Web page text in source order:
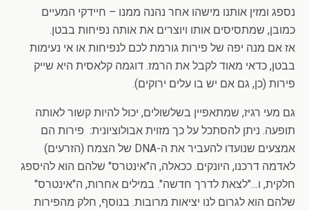
נספג ומזין אותנו מישהו אחר נהנה ממנו – חיידקי המעיים
כמובן, שמתסיסים אותו ויוצרים את אותה נפיחות בבטן.
אז אם מנה יפה של פירות גורמת לכם לנפיחות או אי נעימות
בבטן, כדאי מאוד לקבל את הרמז. דוגמה קלאסית היא שייק
פירות (כן, גם אם יש בו עלים ירוקים).
גם מעי רגיז, שמתאפיין בשלשולים, יכול להיות קשור לאותה
תופעה. ניתן להסתכל על כך מזוית אבולוציונית: פירות הם
אמצעים שנועדו להעביר את ה-DNA של הצמח (הזרעים)
לאדמה דרכנו, היונקים. ככאלה, ה"אינטרס" שלהם הוא להיספג
חלקית, ו…"לצאת לדרך חדשה". במילים אחרות, ה"אינטרס"
שלהם הוא לגרום לנו יציאות מרובות. בנוסף, חלק מהפירות